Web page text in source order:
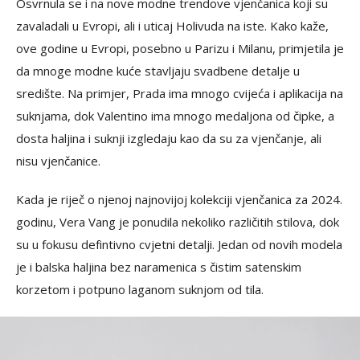
Osvrnula se i na nove modne trendove vjenčanica koji su
zavaladali u Evropi, ali i uticaj Holivuda na iste. Kako kaže,
ove godine u Evropi, posebno u Parizu i Milanu, primjetila je
da mnoge modne kuće stavljaju svadbene detalje u
središte. Na primjer, Prada ima mnogo cvijeća i aplikacija na
suknjama, dok Valentino ima mnogo medaljona od čipke, a
dosta haljina i suknji izgledaju kao da su za vjenčanje, ali
nisu vjenčanice.
Kada je riječ o njenoj najnovijoj kolekciji vjenčanica za 2024.
godinu, Vera Vang je ponudila nekoliko različitih stilova, dok
su u fokusu defintivno cvjetni detalji. Jedan od novih modela
je i balska haljina bez naramenica s čistim satenskim
korzetom i potpuno laganom suknjom od tila.